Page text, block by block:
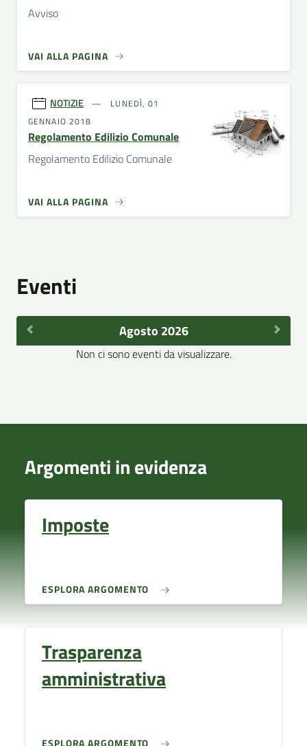
Avviso
VAI ALLA PAGINA
NOTIZIE
LUNEDÌ, 01
GENNAIO 2018
Regolamento Edilizio Comunale
Regolamento Edilizio Comunale
VAI ALLA PAGINA
Eventi
Agosto 2026
Non ci sono eventi da visualizzare.
Argomenti in evidenza
Imposte
ESPLORA ARGOMENTO
Trasparenza
amministrativa
ESPLORA ARGOMENTO